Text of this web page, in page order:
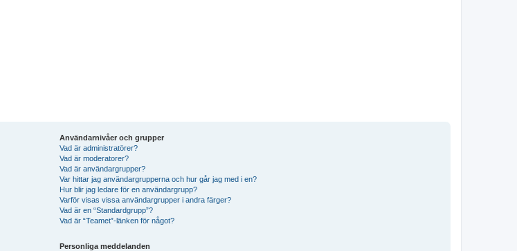
Användarnivåer och grupper
Vad är administratörer?
Vad är moderatorer?
Vad är användargrupper?
Var hittar jag användargrupperna och hur går jag med i en?
Hur blir jag ledare för en användargrupp?
Varför visas vissa användargrupper i andra färger?
Vad är en “Standardgrupp”?
Vad är “Teamet”-länken för något?
Personliga meddelanden